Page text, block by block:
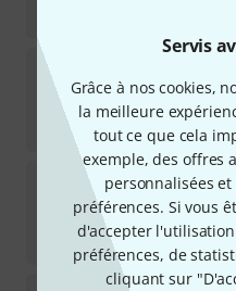
Servis
Grâce à nos cookies,
la meilleure
tout ce que cela
exemple, des offres
personnalisées
préférences. Si vous
d'accepter
préférences, de
cliquant sur
1
Disponible
55 €
Jamey
1
Disponible
20,80 €